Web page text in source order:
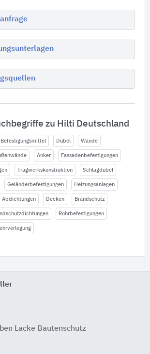
zu Hilti Deutschland
Befestigungsmittel Dübel Wände
Anker Fassadenbefestigungen
Tragwerkskonstruktion Schlagdübel
Geländerbefestigungen Heizungsanlagen
Abdichtungen Decken Brandschutz
Rohrbefestigungen
Lacke Bautenschutz